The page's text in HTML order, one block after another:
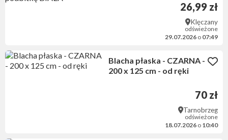
26,99 zł
Klęczany
odświeżone
29.07.2026 o 07:49
Blacha płaska - CZARNA -
200 x 125 cm - od ręki
70 zł
Tarnobrzeg
odświeżone
18.07.2026 o 10:40